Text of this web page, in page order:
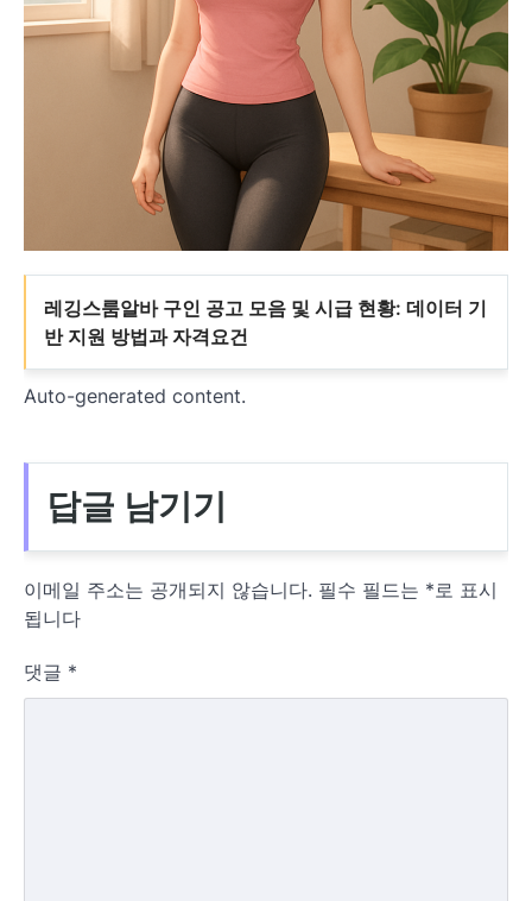
레깅스룸알바 구인 공고 모음 및 시급 현황: 데이터 기
반 지원 방법과 자격요건
Auto-generated content.
답글 남기기
이메일 주소는 공개되지 않습니다. 필수 필드는 *로 표시
됩니다
댓글 *